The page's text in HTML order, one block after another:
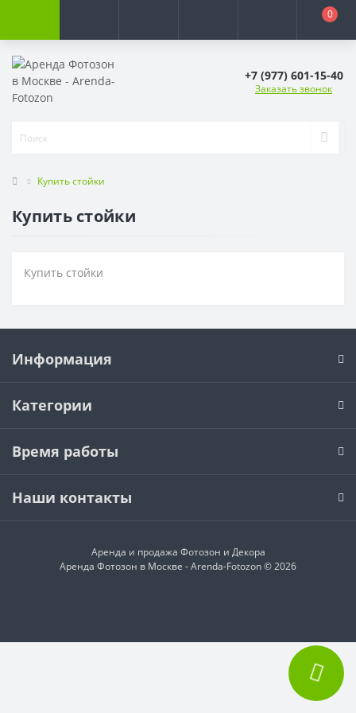
0
+7 (977) 601-15-40
Заказать звонок
Купить стойки
Купить стойки
Купить стойки
Информация
Категории
Время работы
Наши контакты
Аренда и продажа Фотозон и Декора
Аренда Фотозон в Москве - Arenda-Fotozon © 2026